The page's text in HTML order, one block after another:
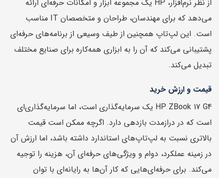
از نظر نرم‌افزار، HP یک مجموعه ابزار و امکانات حرفه‌ای ارائه
می‌دهد که برای مهندسان، طراحان و متخصصان IT مناسب
است. این لپ‌تاپ همچنین از طیف وسیعی از برنامه‌های حرفه‌ای
پشتیبانی می‌کند که آن را به ابزاری همه‌کاره برای صنایع مختلف
تبدیل می‌کند.
قیمت و ارزش خرید
HP ZBook 17 G4 یک سرمایه‌گذاری است، اما سرمایه‌گذاری‌ای
است که در درازمدت بازدهی دارد. اگرچه ممکن است قیمت
بالاتری نسبت به لپ‌تاپ‌های استاندارد داشته باشد، اما ارزش آن
در زمینه عملکرد، دوام و ویژگی‌های حرفه‌ای آن، هزینه را توجیه
می‌کند. برای حرفه‌ای‌هایی که کار آن‌ها به رایانه‌ای با توان